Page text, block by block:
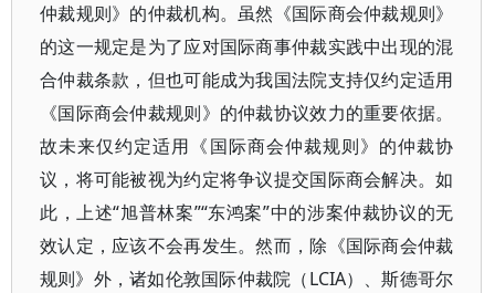
仲裁规则》的仲裁机构。虽然《国际商会仲裁规则》
的这一规定是为了应对国际商事仲裁实践中出现的混
合仲裁条款，但也可能成为我国法院支持仅约定适用
《国际商会仲裁规则》的仲裁协议效力的重要依据。
故未来仅约定适用《国际商会仲裁规则》的仲裁协
议，将可能被视为约定将争议提交国际商会解决。如
此，上述“旭普林案”“东鸿案”中的涉案仲裁协议的无
效认定，应该不会再发生。然而，除《国际商会仲裁
规则》外，诸如伦敦国际仲裁院（LCIA）、斯德哥尔